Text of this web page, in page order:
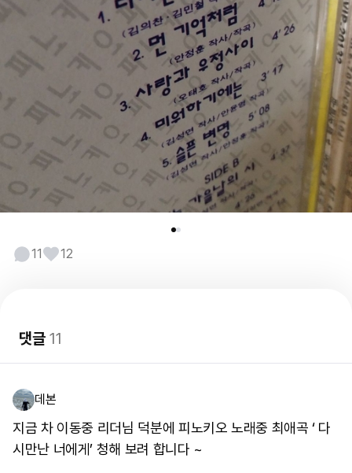
11 12
댓글11
데본
지금 차 이동중 리더님 덕분에 피노키오 노래중 최애곡 ‘ 다
시만난 너에게’ 청해 보려 합니다 ~